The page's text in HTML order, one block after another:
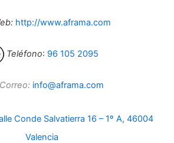
http://www.aframa.com
Teléfono: 96 105 2095
Correo: info@aframa.com
Conde Salvatierra 16 – 1º A, 46004
Valencia